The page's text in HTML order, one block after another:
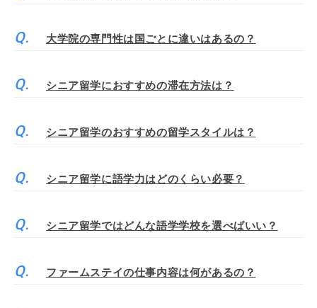
大学院の専門性は国ごとに違いはあるの？
シニア留学におすすめの滞在方法は？
シニア留学のおすすめの留学スタイルは？
シニア留学に語学力はどのくらい必要？
シニア留学ではどんな語学学校を選べばいい？
ファームステイの仕事内容は何があるの？